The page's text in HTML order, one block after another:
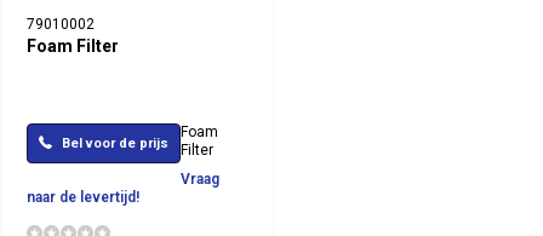
79010002
Foam Filter
Bel voor de prijs
Foam
Filter
Vraag
naar de levertijd!